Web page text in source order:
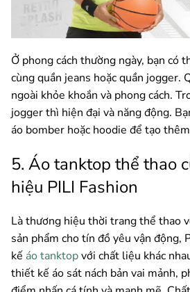
Ở phong cách thường ngày, bạn có
cùng quần jeans hoặc quần jogger.
ngoài khỏe khoắn và phong cách.
jogger thì hiện đại và năng động.
áo bomber hoặc hoodie để tạo
5. Áo tanktop thể thao
hiệu PILI Fashion
Là thương hiệu thời trang thể thao
sản phẩm cho tín đồ yêu vận động,
kế áo tanktopvới chất liệu khác
thiết kế áo sát nách bản vai mảnh,